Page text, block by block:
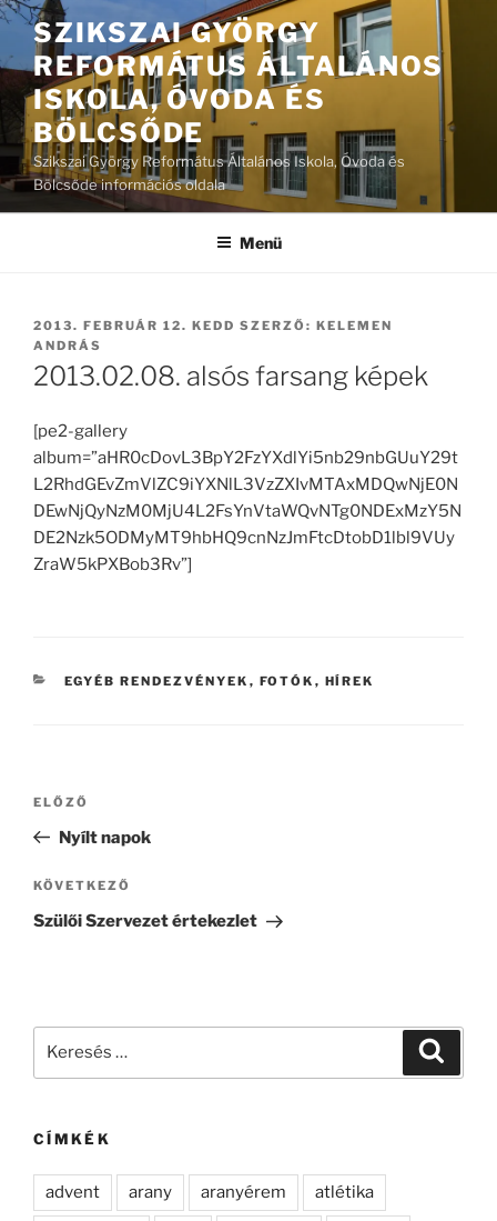
Tartalomhoz
SZIKSZAI GYÖRGY
REFORMÁTUS ÁLTALÁNOS
ISKOLA, ÓVODA ÉS
BÖLCSŐDE
Szikszai György Református Általános Iskola, Óvoda és
Bölcsőde információs oldala
Menü
BEKÜLDVE:
2013. FEBRUÁR 12. KEDD SZERZŐ: KELEMEN
ANDRÁS
2013.02.08. alsós farsang képek
[pe2-gallery
album=”aHR0cDovL3BpY2FzYXdlYi5nb29nbGUuY29t
L2RhdGEvZmVlZC9iYXNlL3VzZXIvMTAxMDQwNjE0N
DEwNjQyNzM0MjU4L2FsYnVtaWQvNTg0NDExMzY5N
DE2Nzk5ODMyMT9hbHQ9cnNzJmFtcDtobD1lbl9VUy
ZraW5kPXBob3Rv”]
KATEGÓRIÁK
EGYÉB RENDEZVÉNYEK , FOTÓK , HÍREK
Bejegyzés
Korábbi
bejegyzés
ELŐZŐ
Nyílt napok
Következő
bejegyzés
KÖVETKEZŐ
Szülői Szervezet értekezlet
CÍMKÉK
advent arany aranyérem atlétika